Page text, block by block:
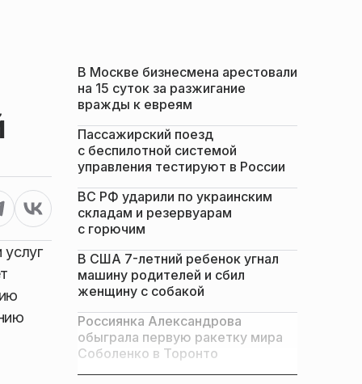
В Москве бизнесмена арестовали
на 15 суток за разжигание
вражды к евреям
Пассажирский поезд
с беспилотной системой
управления тестируют в России
ВС РФ ударили по украинским
складам и резервуарам
с горючим
В США 7-летний ребенок угнал
машину родителей и сбил
женщину с собакой
Россиянка Александрова
обыграла первую ракетку мира
Соболенко в Торонто